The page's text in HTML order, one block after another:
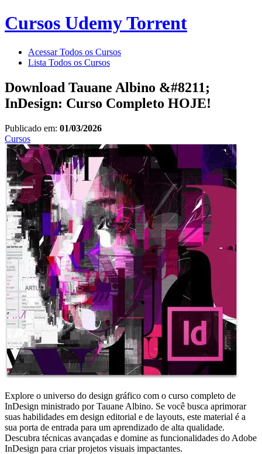
Cursos Udemy Torrent
Acessar Todos os Cursos
Lista Todos os Cursos
Download Tauane Albino &#8211;
InDesign: Curso Completo HOJE!
Publicado em: 01/03/2026
Cursos
Explore o universo do design gráfico com o curso completo de
InDesign ministrado por Tauane Albino. Se você busca aprimorar
suas habilidades em design editorial e de layouts, este material é a
sua porta de entrada para um aprendizado de alta qualidade.
Descubra técnicas avançadas e domine as funcionalidades do Adobe
InDesign para criar projetos visuais impactantes.